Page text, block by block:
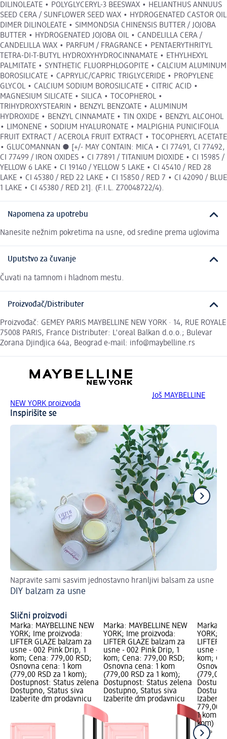
DILINOLEATE • POLYGLYCERYL-3 BEESWAX • HELIANTHUS ANNUUS
SEED CERA / SUNFLOWER SEED WAX • HYDROGENATED CASTOR OIL
DIMER DILINOLEATE • SIMMONDSIA CHINENSIS BUTTER / JOJOBA
BUTTER • HYDROGENATED JOJOBA OIL • CANDELILLA CERA /
CANDELILLA WAX • PARFUM / FRAGRANCE • PENTAERYTHRITYL
TETRA-DI-T-BUTYL HYDROXYHYDROCINNAMATE • ETHYLHEXYL
PALMITATE • SYNTHETIC FLUORPHLOGOPITE • CALCIUM ALUMINUM
BOROSILICATE • CAPRYLIC/CAPRIC TRIGLYCERIDE • PROPYLENE
GLYCOL • CALCIUM SODIUM BOROSILICATE • CITRIC ACID •
MAGNESIUM SILICATE • SILICA • TOCOPHEROL •
TRIHYDROXYSTEARIN • BENZYL BENZOATE • ALUMINUM
HYDROXIDE • BENZYL CINNAMATE • TIN OXIDE • BENZYL ALCOHOL
• LIMONENE • SODIUM HYALURONATE • MALPIGHIA PUNICIFOLIA
FRUIT EXTRACT / ACEROLA FRUIT EXTRACT • TOCOPHERYL ACETATE
• GLUCOMANNAN ● [+/- MAY CONTAIN: MICA • CI 77491, CI 77492,
CI 77499 / IRON OXIDES • CI 77891 / TITANIUM DIOXIDE • CI 15985 /
YELLOW 6 LAKE • CI 19140 / YELLOW 5 LAKE • CI 45410 / RED 28
LAKE • CI 45380 / RED 22 LAKE • CI 15850 / RED 7 • CI 42090 / BLUE
1 LAKE • CI 45380 / RED 21]. (F.I.L. Z70048722/4).
Napomena za upotrebu
Nanesite nežnim pokretima na usne, od sredine prema uglovima
Uputstvo za čuvanje
Čuvati na tamnom i hladnom mestu.
Proizvođač/Distributer
Proizvođač: GEMEY PARIS MAYBELLINE NEW YORK · 14, RUE ROYALE
75008 PARIS, France Distributer: L'oreal Balkan d.o.o.; Bulevar
Zorana Djindjica 64a, Beograd e-mail: info@maybelline.rs
Još MAYBELLINE
NEW YORK proizvoda
Inspirišite se
Napravite sami sasvim jednostavno hranljivi balsam za usne
DIY balzam za usne
Slični proizvodi
Marka: MAYBELLINE NEW
YORK; Ime proizvoda:
LIFTER GLAZE balzam za
usne - 002 Pink Drip, 1
kom; Cena: 779,00 RSD;
Osnovna cena: 1 kom
(779,00 RSD za 1 kom);
Dostupnost: Status zelena
Dostupno, Status siva
Izaberite dm prodavnicu
Marka: MAYBELLINE NEW
YORK; Ime proizvoda:
LIFTER GLAZE balzam za
usne - 002 Pink Drip, 1
kom; Cena: 779,00 RSD;
Osnovna cena: 1 kom
(779,00 RSD za 1 kom);
Dostupnost: Status zelena
Dostupno, Status siva
Izaberite dm prodavnicu
Marka:
YORK;
LIFTER
usne -
kom;
(779,00
779,00
1 kom
kom)